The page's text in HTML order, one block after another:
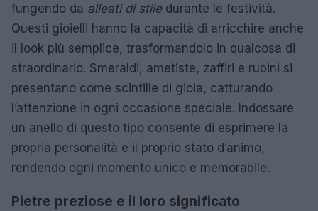
fungendo da alleati di stiledurante le festività.
Questi gioielli hanno la capacità di arricchire anche
il look più semplice, trasformandolo in qualcosa di
straordinario. Smeraldi, ametiste, zaffiri e rubini si
presentano come scintille di gioia, catturando
l’attenzione in ogni occasione speciale. Indossare
un anello di questo tipo consente di esprimere la
propria personalità e il proprio stato d’animo,
rendendo ogni momento unico e memorabile.
Pietre preziose e il loro significato